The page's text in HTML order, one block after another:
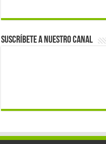
Suscríbete a nuestro canal